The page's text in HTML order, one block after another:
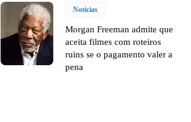
Notícias
Morgan Freeman admite que
aceita filmes com roteiros
ruins se o pagamento valer a
pena